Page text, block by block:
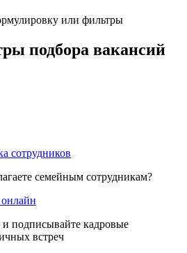
или фильтры
подбора вакансий
сотрудников
семейным сотрудникам?
и подписывайте кадровые
встреч